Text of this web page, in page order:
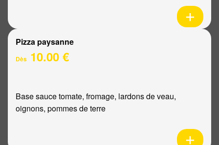
Pizza paysanne
Dès 10.00 €
Base sauce tomate, fromage, lardons de veau,
oignons, pommes de terre